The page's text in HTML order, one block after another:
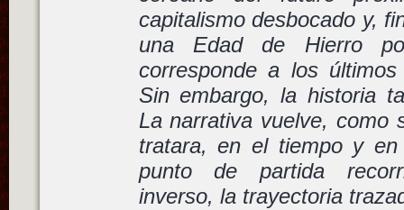
capitalismo desbocado y,
una Edad de Hierro
corresponde a los
Sin embargo, la historia
La narrativa vuelve, como
tratara, en el tiempo y
punto de partida
inverso, la trayectoria